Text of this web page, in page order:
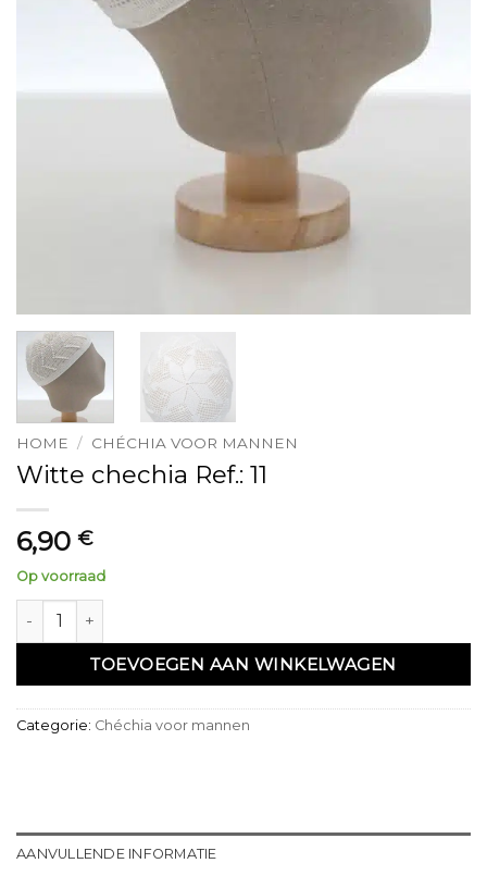
HOME / CHÉCHIA VOOR MANNEN
Witte chechia Ref.: 11
6,90 €
Op voorraad
Chechia blanche Réf : 11 aantal
TOEVOEGEN AAN WINKELWAGEN
Categorie: Chéchia voor mannen
AANVULLENDE INFORMATIE